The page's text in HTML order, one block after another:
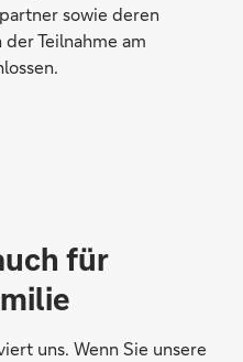
sowie deren
Teilnahme am
für
uns. Wenn Sie unsere